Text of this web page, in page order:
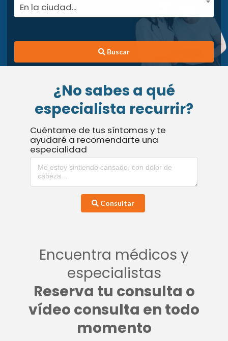
En la ciudad...
Buscar
¿No sabes a qué
especialista recurrir?
Cuéntame de tus síntomas y te
ayudaré a recomendarte una
especialidad
Consultar
Encuentra médicos y
especialistas
Reserva tu consulta o
vídeo consulta en todo
momento